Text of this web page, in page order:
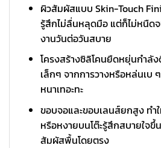
ผิวสัมผัสแบบ Skin-Touch
รู้สึกไม่ลื่นหลุดมือ แต่ก็ไม่หนืด
งานวันต่อวันสบาย
โครงสร้างซิลิโคนยืดหยุ่นกำลั
เล็กๆ จากการวางหรือหล่นเบ
หนาเทอะทะ
ขอบจอและขอบเลนส์ยกสูง ทำใ
หรือหงายบนโต๊ะรู้สึกสบายใจขึ้
สัมผัสพื้นโดยตรง